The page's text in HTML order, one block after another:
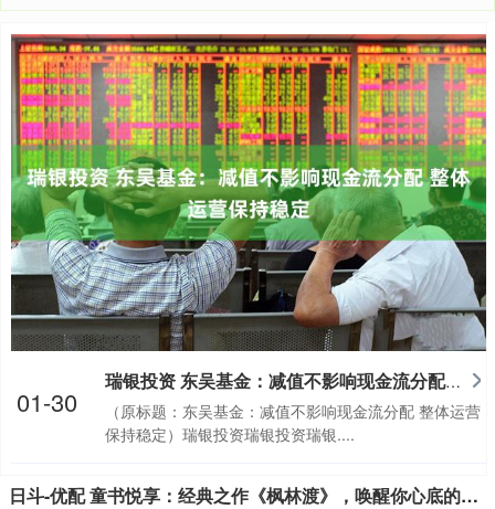
瑞银投资 东吴基金：减值不影响现金流分配 整体运营保持稳定
（原标题：东吴基金：减值不影响现金流分配 整体运营
保持稳定）瑞银投资瑞银投资瑞银....
01-30
日斗-优配 童书悦享：经典之作《枫林渡》，唤醒你心底的童年记忆！